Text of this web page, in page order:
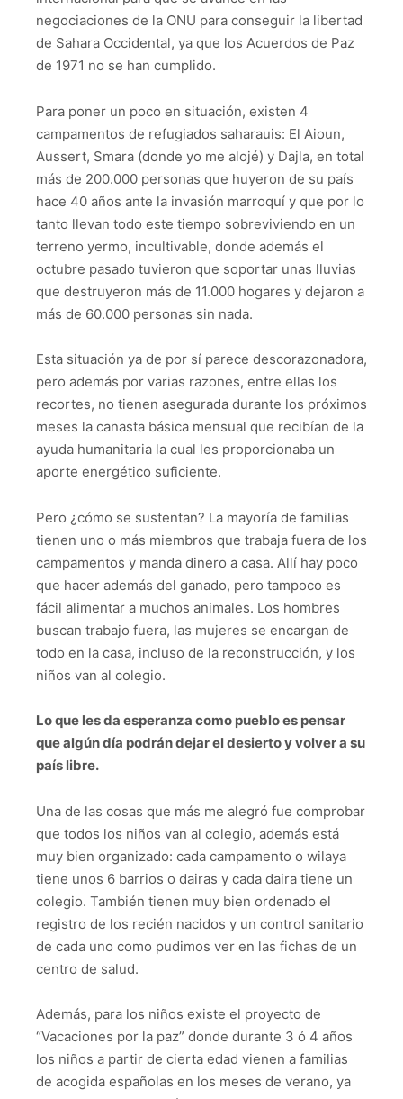
negociaciones de la ONU para conseguir la libertad
de Sahara Occidental, ya que los Acuerdos de Paz
de 1971 no se han cumplido.
Para poner un poco en situación, existen 4
campamentos de refugiados saharauis: El Aioun,
Aussert, Smara (donde yo me alojé) y Dajla, en total
más de 200.000 personas que huyeron de su país
hace 40 años ante la invasión marroquí y que por lo
tanto llevan todo este tiempo sobreviviendo en un
terreno yermo, incultivable, donde además el
octubre pasado tuvieron que soportar unas lluvias
que destruyeron más de 11.000 hogares y dejaron a
más de 60.000 personas sin nada.
Esta situación ya de por sí parece descorazonadora,
pero además por varias razones, entre ellas los
recortes, no tienen asegurada durante los próximos
meses la canasta básica mensual que recibían de la
ayuda humanitaria la cual les proporcionaba un
aporte energético suficiente.
Pero ¿cómo se sustentan? La mayoría de familias
tienen uno o más miembros que trabaja fuera de los
campamentos y manda dinero a casa. Allí hay poco
que hacer además del ganado, pero tampoco es
fácil alimentar a muchos animales. Los hombres
buscan trabajo fuera, las mujeres se encargan de
todo en la casa, incluso de la reconstrucción, y los
niños van al colegio.
Lo que les da esperanza como pueblo es pensar
que algún día podrán dejar el desierto y volver a su
país libre.
Una de las cosas que más me alegró fue comprobar
que todos los niños van al colegio, además está
muy bien organizado: cada campamento o wilaya
tiene unos 6 barrios o dairas y cada daira tiene un
colegio. También tienen muy bien ordenado el
registro de los recién nacidos y un control sanitario
de cada uno como pudimos ver en las fichas de un
centro de salud.
Además, para los niños existe el proyecto de
“Vacaciones por la paz” donde durante 3 ó 4 años
los niños a partir de cierta edad vienen a familias
de acogida españolas en los meses de verano, ya